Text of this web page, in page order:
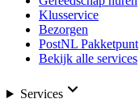
Klusservice
Bezorgen
PostNL Pakketpunt
Bekijk alle services
Services